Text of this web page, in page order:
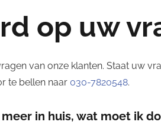
op uw
van onze klanten. Staat uw
te bellen naar 030-7820548.
in huis, wat moet ik